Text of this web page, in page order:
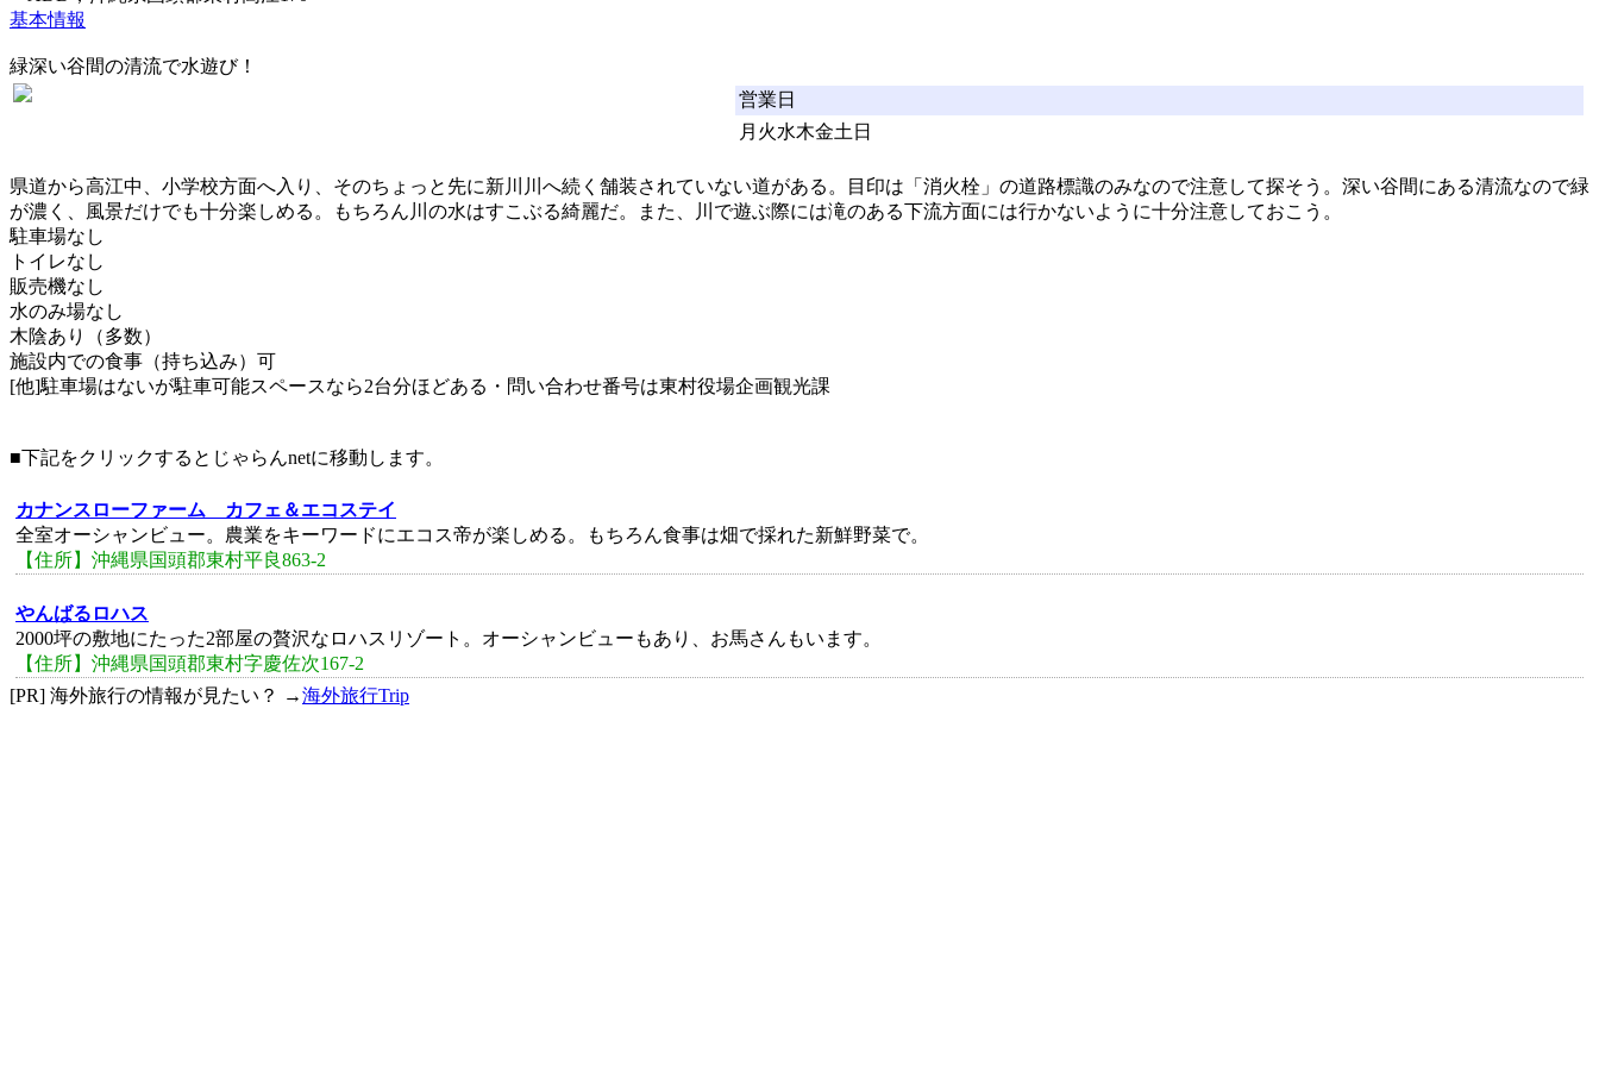
基本情報
緑深い谷間の清流で水遊び！
営業日
月火水木金土日
県道から高江中、小学校方面へ入り、そのちょっと先に新川川へ続く舗装されていない道がある。目印は「消火栓」の道路標識のみなので注意して探そう。深い谷間にある清流なので緑
が濃く、風景だけでも十分楽しめる。もちろん川の水はすこぶる綺麗だ。また、川で遊ぶ際には滝のある下流方面には行かないように十分注意しておこう。
駐車場なし
トイレなし
販売機なし
水のみ場なし
木陰あり（多数）
施設内での食事（持ち込み）可
[他]駐車場はないが駐車可能スペースなら2台分ほどある・問い合わせ番号は東村役場企画観光課
■下記をクリックするとじゃらんnetに移動します。
カナンスローファーム カフェ＆エコステイ
全室オーシャンビュー。農業をキーワードにエコス帝が楽しめる。もちろん食事は畑で採れた新鮮野菜で。
【住所】沖縄県国頭郡東村平良863-2
やんばるロハス
2000坪の敷地にたった2部屋の贅沢なロハスリゾート。オーシャンビューもあり、お馬さんもいます。
【住所】沖縄県国頭郡東村字慶佐次167-2
[PR] 海外旅行の情報が見たい？ →海外旅行Trip